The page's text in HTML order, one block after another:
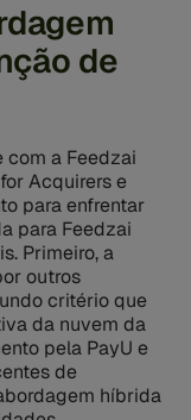
de
com a Feedzai
Acquirers e
para enfrentar
para Feedzai
Primeiro, a
outros
critério que
da nuvem da
pela PayU e
de
híbrida